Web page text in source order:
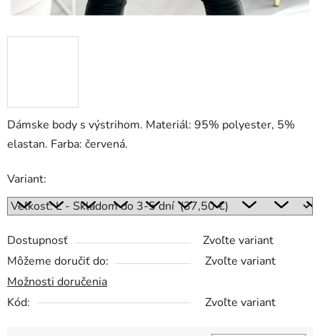
Dámske body s výstrihom. Materiál: 95% polyester, 5%
elastan. Farba: červená.
Variant:
Dostupnosť
Zvoľte variant
Môžeme doručiť do:
Zvoľte variant
Možnosti doručenia
Kód:
Zvoľte variant